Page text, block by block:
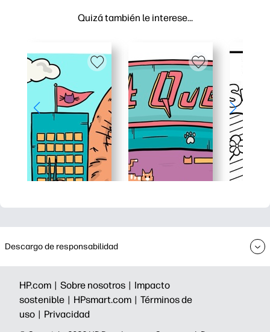
Quizá también le interese…
Descargo de responsabilidad
HP.com | Sobre nosotros | Impacto
sostenible | HPsmart.com | Términos de
uso | Privacidad